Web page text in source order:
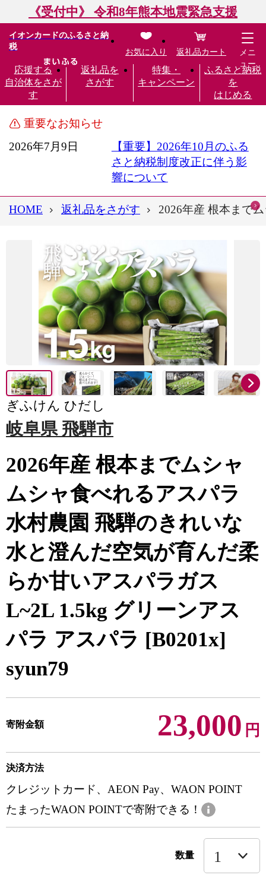
《受付中》 令和8年熊本地震緊急支援
イオンカードのふるさと納
税
応援する
自治体をさが
す
返礼品を
さがす
特集・
キャンペーン
ふるさと納税
を
はじめる
お気に入り 返礼品カート
メニ
ュー
重要なお知らせ
2026年7月9日
【重要】2026年10月のふる
さと納税制度改正に伴う影
響について
HOME 返礼品をさがす 2026年産 根本まで
ぎふけん ひだし
岐阜県 飛騨市
2026年産 根本までムシャ
ムシャ食べれるアスパラ
水村農園 飛騨のきれいな
水と澄んだ空気が育んだ柔
らか甘いアスパラガス
L~2L 1.5kg グリーンアス
パラ アスパラ [B0201x]
syun79
寄附金額 23,000 円
決済方法
クレジットカード、AEON Pay、WAON POINT
たまったWAON POINTで寄附できる！
数量